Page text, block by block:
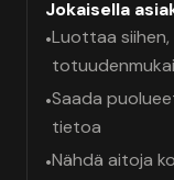
Jokaisella
•Luottaa
•Saada
tietoa
•Nähdä aitoja